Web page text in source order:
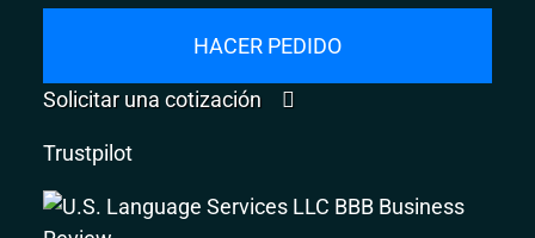
HACER PEDIDO
Solicitar una cotización
Trustpilot